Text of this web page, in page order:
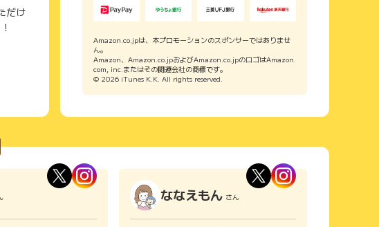
だけ
Amazon.co.jpは、本プロモーションのスポンサーではありませ
ん。
Amazon、Amazon.co.jpおよびAmazon.co.jpのロゴはAmazon.
com, inc.またはその関連会社の商標です。
© 2026 iTunes K.K. All rights reserved.
ななえもん さん